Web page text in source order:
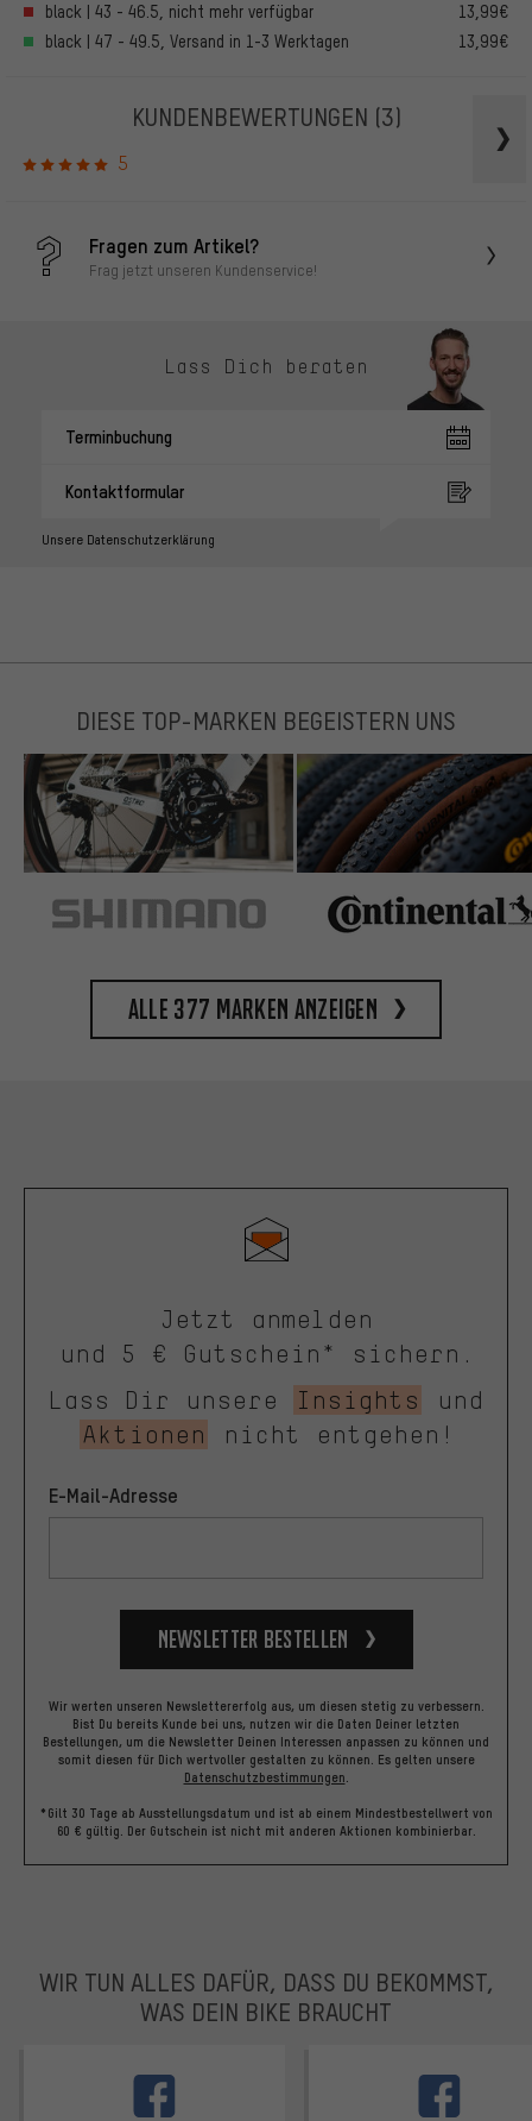
black | 43 - 46.5, nicht mehr verfügbar
13,99€
black | 47 - 49.5, Versand in 1-3 Werktagen
13,99€
KUNDENBEWERTUNGEN (3)
5
Fragen zum Artikel?
Frag jetzt unseren Kundenservice!
Lass Dich beraten
Terminbuchung
Kontaktformular
Unsere Datenschutzerklärung
DIESE TOP-MARKEN BEGEISTERN UNS
Alle 377 Marken anzeigen
Jetzt anmelden
und 5 € Gutschein* sichern.
Lass Dir unsere
Insights
und
Aktionen
nicht entgehen!
E-Mail-Adresse
Newsletter bestellen
Wir werten unseren Newslettererfolg aus, um diesen stetig zu verbessern.
Bist Du bereits Kunde bei uns, nutzen wir die Daten Deiner letzten
Bestellungen, um die Newsletter Deinen Interessen anpassen zu können und
somit diesen für Dich wertvoller gestalten zu können. Es gelten unsere
Datenschutzbestimmungen
*Gilt 30 Tage ab Ausstellungsdatum und ist ab einem Mindestbestellwert von
60 € gültig. Der Gutschein ist nicht mit anderen Aktionen kombinierbar.
WIR TUN ALLES DAFÜR, DASS DU BEKOMMST,
WAS DEIN BIKE BRAUCHT